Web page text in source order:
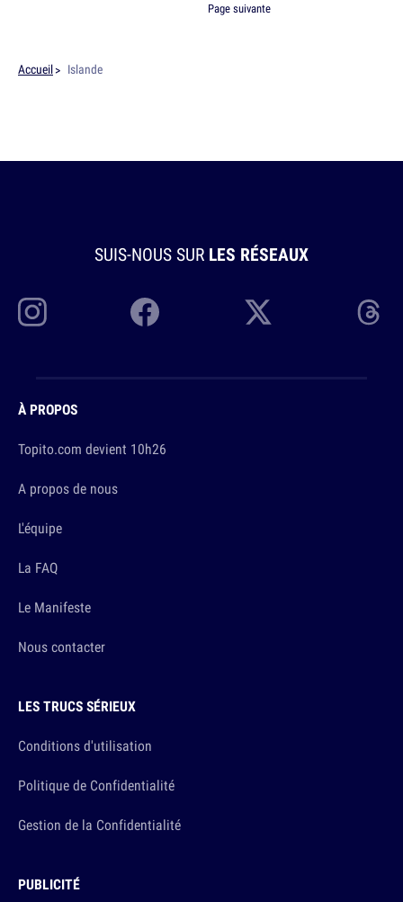
Page suivante
Accueil Islande
SUIS-NOUS SUR LES RÉSEAUX
À PROPOS
Topito.com devient 10h26
A propos de nous
L'équipe
La FAQ
Le Manifeste
Nous contacter
LES TRUCS SÉRIEUX
Conditions d'utilisation
Politique de Confidentialité
Gestion de la Confidentialité
PUBLICITÉ